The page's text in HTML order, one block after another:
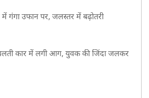
में गंगा उफान पर, जलस्तर में बढ़ोतरी
कार में लगी आग, युवक की जिंदा जलकर